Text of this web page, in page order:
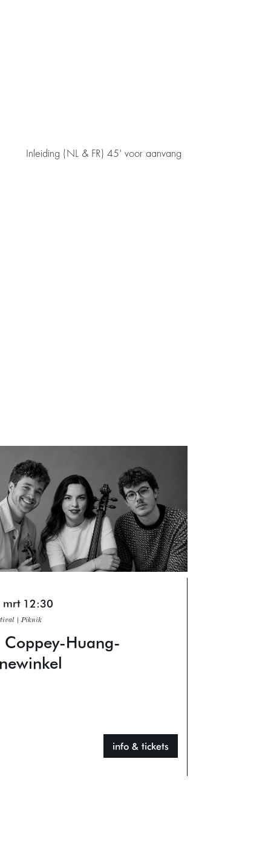
Inleiding (NL & FR) 45' voor aanvang
Coppey-Huang-
| Piknik
mrt 12:30
info & tickets